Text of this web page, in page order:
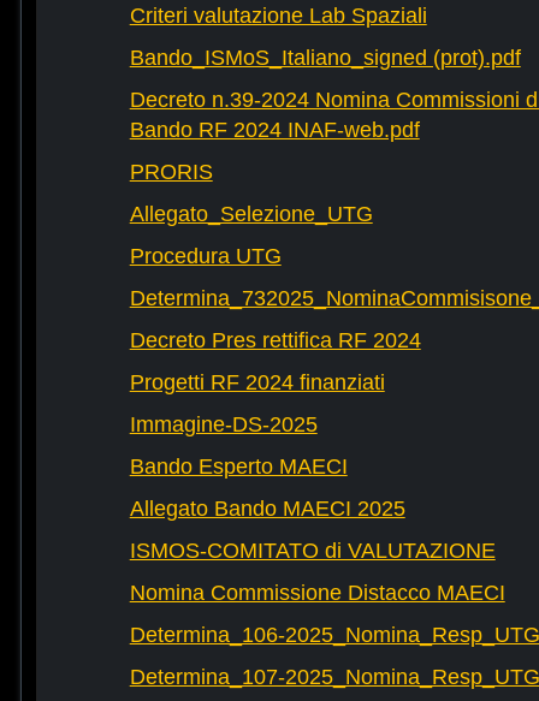
Criteri valutazione Lab Spaziali
Bando_ISMoS_Italiano_signed (prot).pdf
Decreto n.39-2024 Nomina Commissioni
Bando RF 2024 INAF-web.pdf
PRORIS
Allegato_Selezione_UTG
Procedura UTG
Decreto Pres rettifica RF 2024
Progetti RF 2024 finanziati
Immagine-DS-2025
Bando Esperto MAECI
Allegato Bando MAECI 2025
ISMOS-COMITATO di VALUTAZIONE
Nomina Commissione Distacco MAECI
Determina_106-
Determina_107-